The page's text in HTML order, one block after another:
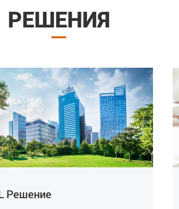
РЕШЕНИЯ
Решение